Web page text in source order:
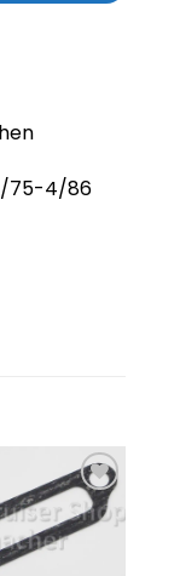
75-4/86
Zum
Merkzettel
hinzufügen